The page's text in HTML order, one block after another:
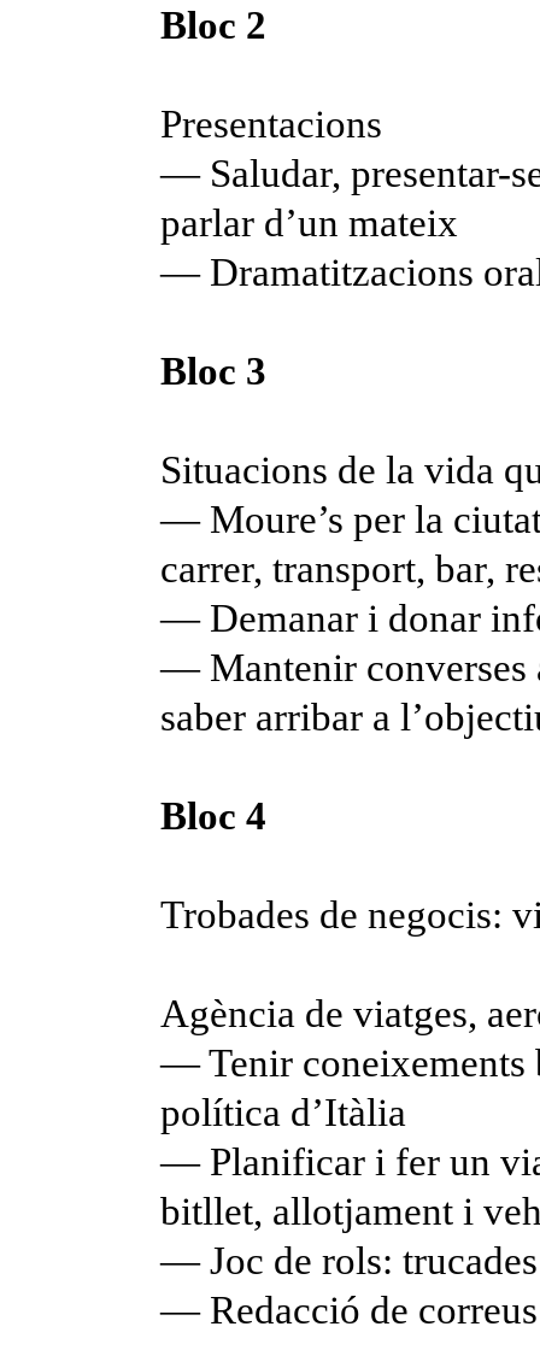
Bloc 2
Presentacions
— Saludar, presentar-
parlar d’un mateix
— Dramatitzacions
Bloc 3
Situacions de la vida
— Moure’s per la
carrer, transport, bar,
— Demanar i donar
— Mantenir converses
saber arribar a
Bloc 4
Trobades de negocis:
Agència de viatges,
— Tenir coneixements
política d’Itàlia
— Planificar i fer un
bitllet, allotjament i
— Joc de rols:
— Redacció de